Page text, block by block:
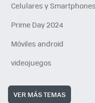
Celulares y Smartphones
Prime Day 2024
Móviles android
videojuegos
VER MÁS TEMAS